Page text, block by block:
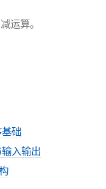
运算。
基础
输入输出